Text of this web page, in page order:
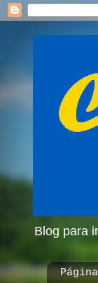
Blog para